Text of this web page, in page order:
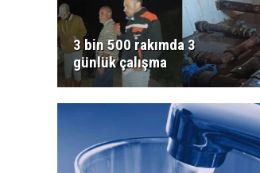
3 bin 500 rakımda 3
günlük çalışma